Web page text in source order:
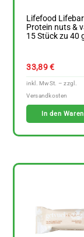
Lifefood
Protein nuts &
15 Stück zu 40
33,89€
In den